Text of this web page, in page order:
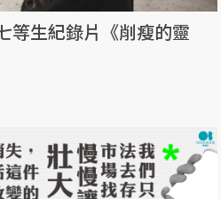
等生紀錄片《削瘦的靈